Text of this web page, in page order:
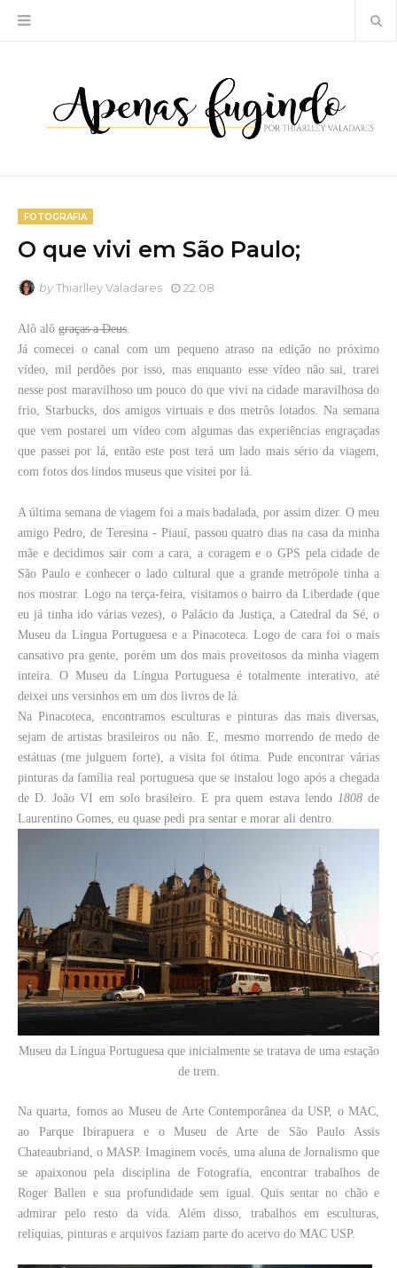
FOTOGRAFIA
O que vivi em São Paulo;
byThiarlley Valadares 22:08
Alô alô graças a Deus
Já comecei o canal com um pequeno atraso na edição no próximo
vídeo, mil perdões por isso, mas enquanto esse vídeo não sai, trarei
nesse post maravilhoso um pouco do que vivi na cidade maravilhosa do
frio, Starbucks, dos amigos virtuais e dos metrôs lotados. Na semana
que vem postarei um vídeo com algumas das experiências engraçadas
que passei por lá, então este post terá um lado mais sério da viagem,
com fotos dos lindos museus que visitei por lá.
A última semana de viagem foi a mais badalada, por assim dizer. O meu
amigo Pedro, de Teresina - Piauí, passou quatro dias na casa da minha
mãe e decidimos sair com a cara, a coragem e o GPS pela cidade de
São Paulo e conhecer o lado cultural que a grande metrópole tinha a
nos mostrar. Logo na terça-feira, visitamos o bairro da Liberdade (que
eu já tinha ido várias vezes), o Palácio da Justiça, a Catedral da Sé, o
Museu da Língua Portuguesa e a Pinacoteca. Logo de cara foi o mais
cansativo pra gente, porém um dos mais proveitosos da minha viagem
inteira. O Museu da Língua Portuguesa é totalmente interativo, até
deixei uns versinhos em um dos livros de lá.
Na Pinacoteca, encontramos esculturas e pinturas das mais diversas,
sejam de artistas brasileiros ou não. E, mesmo morrendo de medo de
estátuas (me julguem forte), a visita foi ótima. Pude encontrar várias
pinturas da família real portuguesa que se instalou logo após a chegada
de D. João VI em solo brasileiro. E pra quem estava lendo1808de
Laurentino Gomes, eu quase pedi pra sentar e morar ali dentro.
Museu da Língua Portuguesa que inicialmente se tratava de uma estação
de trem.
Na quarta, fomos ao Museu de Arte Contemporânea da USP, o MAC,
ao Parque Ibirapuera e o Museu de Arte de São Paulo Assis
Chateaubriand, o MASP. Imaginem vocês, uma aluna de Jornalismo que
se apaixonou pela disciplina de Fotografia, encontrar trabalhos de
Roger Ballen e sua profundidade sem igual. Quis sentar no chão e
admirar pelo resto da vida. Além disso, trabalhos em esculturas,
relíquias, pinturas e arquivos faziam parte do acervo do MAC USP.